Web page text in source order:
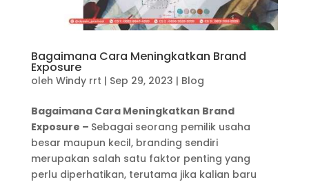
Bagaimana Cara Meningkatkan Brand
Exposure
oleh Windy rrt | Sep 29, 2023 | Blog
Bagaimana Cara Meningkatkan Brand
Exposure – Sebagai seorang pemilik usaha
besar maupun kecil, branding sendiri
merupakan salah satu faktor penting yang
perlu diperhatikan, terutama jika kalian baru